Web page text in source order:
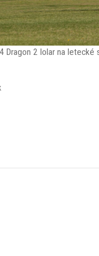
Dragon 2 Iolar na